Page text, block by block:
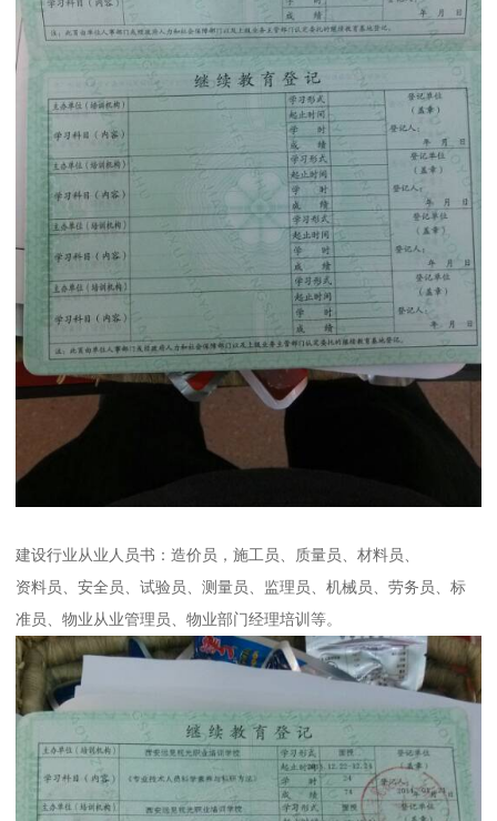
建设行业从业人员书：造价员，施工员、质量员、材料员、
资料员、安全员、试验员、测量员、监理员、机械员、劳务员、标
准员、物业从业管理员、物业部门经理培训等。